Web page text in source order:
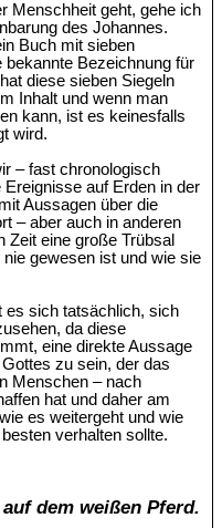
Menschheit geht, gehe ich
des Johannes.
Buch mit sieben
Bezeichnung für
diese sieben Siegeln
Inhalt und wenn man
kann, ist es keinesfalls
wird.
– fast chronologisch
auf Erden in der
Aussagen über die
– aber auch in anderen
Zeit eine große Trübsal
gewesen ist und wie sie
es sich tatsächlich, sich
da diese
eine direkte Aussage
zu sein, der das
Menschen – nach
hat und daher am
es weitergeht und wie
verhalten sollte.
dem weißen Pferd.